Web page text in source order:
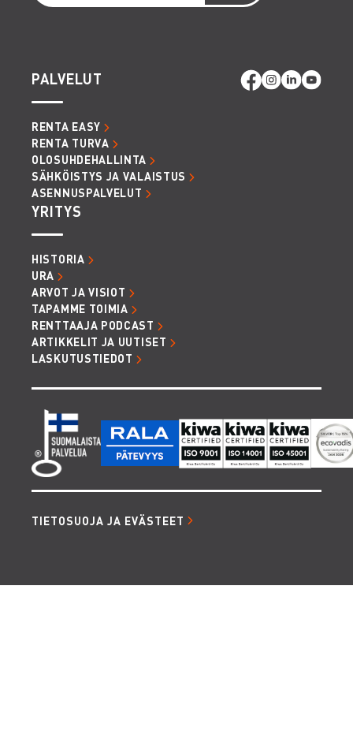
PALVELUT
RENTA EASY
RENTA TURVA
OLOSUHDEHALLINTA
SÄHKÖISTYS JA VALAISTUS
ASENNUSPALVELUT
YRITYS
HISTORIA
URA
ARVOT JA VISIOT
TAPAMME TOIMIA
RENTTAAJA PODCAST
ARTIKKELIT JA UUTISET
LASKUTUSTIEDOT
TIETOSUOJA JA EVÄSTEET